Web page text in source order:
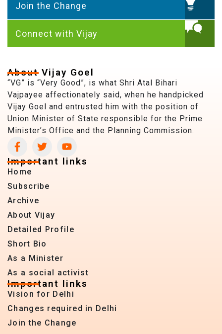
Join the Change
Connect with Vijay
About Vijay Goel
“VG” is “Very Good”, is what Shri Atal Bihari
Vajpayee affectionately said, when he handpicked
Vijay Goel and entrusted him with the position of
Union Minister of State responsible for the Prime
Minister’s Office and the Planning Commission.
Important links
Home
Subscribe
Archive
About Vijay
Detailed Profile
Short Bio
As a Minister
As a social activist
Important links
Vision for Delhi
Changes required in Delhi
Join the Change